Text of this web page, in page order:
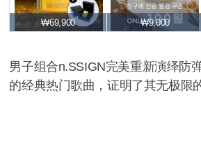
₩69,900 ₩9,000
男子组合n.SSIGN完美重新演绎防
的经典热门歌曲，证明了其无极限